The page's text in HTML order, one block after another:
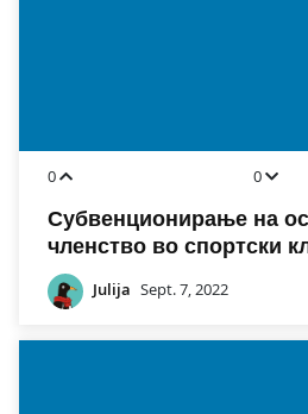
0 0
Субвенционирање на
членство во спортски
Julija Sept. 7, 2022